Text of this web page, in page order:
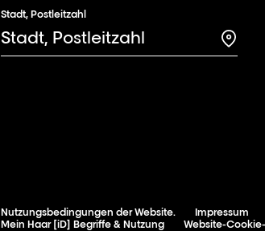
Stadt, Postleitzahl
Nutzungsbedingungen der Website. Impressum
Mein Haar [iD] Begriffe & Nutzung
Website-